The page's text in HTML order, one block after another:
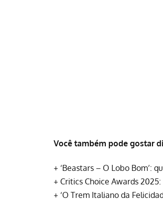
Você também pode gostar
+ ‘Beastars – O Lobo Bom’:
+ Critics Choice Awards
+ ‘O Trem Italiano da